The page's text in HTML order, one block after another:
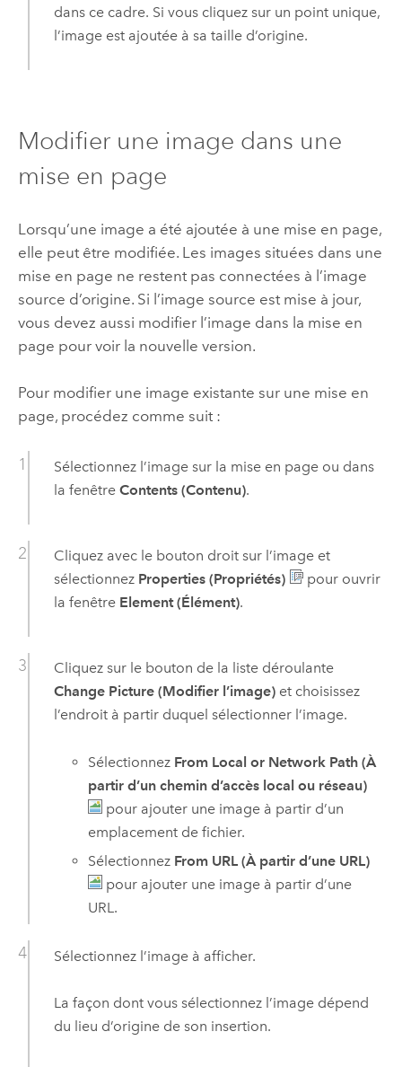
dans ce cadre. Si vous cliquez sur un point unique,
l’image est ajoutée à sa taille d’origine.
Modifier une image dans une
mise en page
Lorsqu’une image a été ajoutée à une mise en page,
elle peut être modifiée. Les images situées dans une
mise en page ne restent pas connectées à l’image
source d’origine. Si l’image source est mise à jour,
vous devez aussi modifier l’image dans la mise en
page pour voir la nouvelle version.
Pour modifier une image existante sur une mise en
page, procédez comme suit :
Sélectionnez l’image sur la mise en page ou dans
la fenêtre Contents (Contenu).
Cliquez avec le bouton droit sur l’image et
sélectionnez Properties (Propriétés)
pour ouvrir
la fenêtre Element (Élément).
Cliquez sur le bouton de la liste déroulante
Change Picture (Modifier l’image)et choisissez
l’endroit à partir duquel sélectionner l’image.
Sélectionnez From Local or Network Path (À
partir d’un chemin d’accès local ou réseau)
pour ajouter une image à partir d’un
emplacement de fichier.
Sélectionnez From URL (À partir d’une URL)
pour ajouter une image à partir d’une
URL.
Sélectionnez l’image à afficher.
La façon dont vous sélectionnez l’image dépend
du lieu d’origine de son insertion.